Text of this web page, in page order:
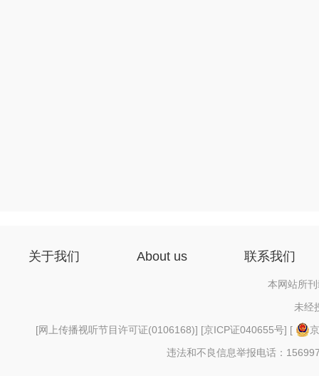
关于我们 About us 联系我们
本网站所
未经
[网上传播视听节目许可证(0106168)] [京ICP证040655号] [
违法和不良信息举报电话：